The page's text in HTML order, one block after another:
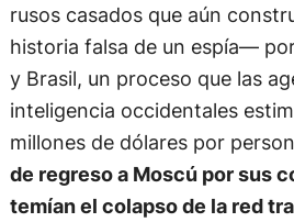
rusos casados ​​que aún
historia falsa de un espía—
y Brasil, un proceso que las
inteligencia occidentales
millones de dólares por
de regreso a Moscú por sus
temían el colapso de la red